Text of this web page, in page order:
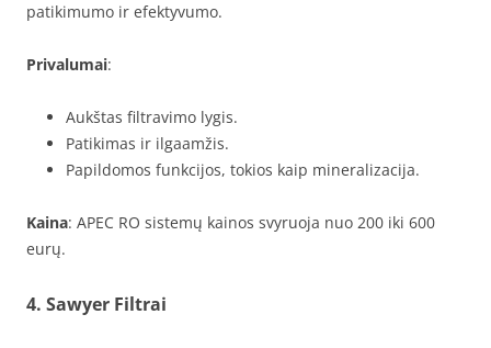
patikimumo ir efektyvumo.
Privalumai:
Aukštas filtravimo lygis.
Patikimas ir ilgaamžis.
Papildomos funkcijos, tokios kaip mineralizacija.
Kaina: APEC RO sistemų kainos svyruoja nuo 200 iki 600
eurų.
4. Sawyer Filtrai